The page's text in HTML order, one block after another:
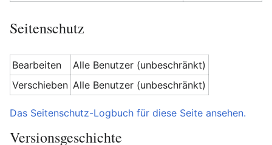
Seitenschutz
Bearbeiten
Alle Benutzer (unbeschränkt)
Verschieben Alle Benutzer (unbeschränkt)
Das Seitenschutz-Logbuch für diese Seite ansehen.
Versionsgeschichte